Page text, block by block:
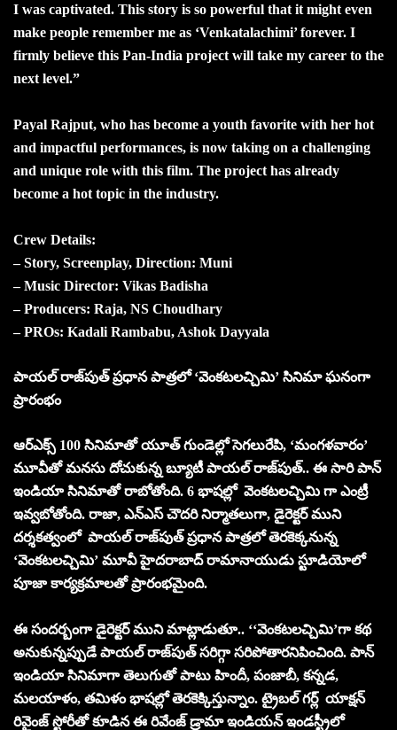
I was captivated. This story is so powerful that it might even
make people remember me as ‘Venkatalachimi’ forever. I
firmly believe this Pan-India project will take my career to the
next level.”
Payal Rajput, who has become a youth favorite with her hot
and impactful performances, is now taking on a challenging
and unique role with this film. The project has already
become a hot topic in the industry.
Crew Details:
– Story, Screenplay, Direction: Muni
– Music Director: Vikas Badisha
– Producers: Raja, NS Choudhary
– PROs: Kadali Rambabu, Ashok Dayyala
పాయల్ రాజ్‌పుత్ ప్ర‌ధాన పాత్ర‌లో ‘వెంక‌ట‌ల‌చ్చిమి’ సినిమా ఘ‌నంగా
ప్రారంభం
ఆర్ఎక్స్ 100 సినిమాతో యూత్ గుండెల్లో సెగ‌లురేపి, ‘మంగ‌ళ‌వారం’
మూవీతో మ‌న‌సు దోచుకున్న బ్యూటీ పాయల్ రాజ్‌పుత్.. ఈ సారి పాన్
ఇండియా సినిమాతో రాబోతోంది. 6 భాష‌ల్లో వెంక‌ట‌ల‌చ్చిమి గా ఎంట్రీ
ఇవ్వ‌బోతోంది. రాజా, ఎన్ఎస్ చౌదరి నిర్మాత‌లుగా, డైరెక్ట‌ర్ ముని
ద‌ర్శ‌క‌త్వంలో పాయల్ రాజ్‌పుత్ ప్ర‌ధాన పాత్ర‌లో తెర‌కెక్క‌నున్న
‘వెంక‌ట‌ల‌చ్చిమి’ మూవీ హైద‌రాబాద్ రామానాయుడు స్టూడియోలో
పూజా కార్య‌క్ర‌మాల‌తో ప్రారంభ‌మైంది.
ఈ సంద‌ర్బంగా డైరెక్ట‌ర్ ముని మాట్లాడుతూ.. ‘‘వెంక‌ట‌ల‌చ్చిమి’గా క‌థ
అనుకున్న‌ప్పుడే పాయల్ రాజ్‌పుత్ స‌రిగ్గా స‌రిపోతార‌నిపించింది. పాన్
ఇండియా సినిమాగా తెలుగుతో పాటు హిందీ, పంజాబీ, కన్నడ,
మలయాళం, తమిళం భాషల్లో తెర‌కెక్కిస్తున్నాం. ట్రైబల్ గర్ల్ యాక్షన్
రివైంజ్ స్టోరీతో కూడిన‌ ఈ రివేంజ్ డ్రామా ఇండియ‌న్ ఇండ‌స్ట్రీలో